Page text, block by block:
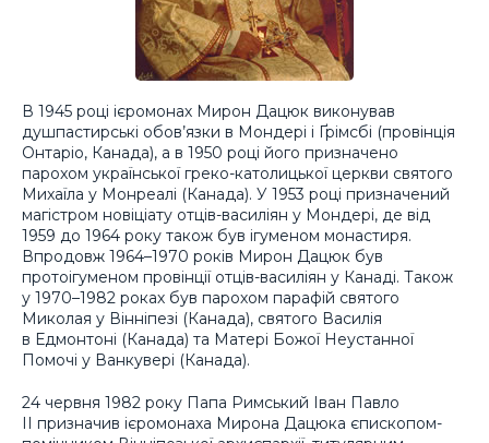
В 1945 році ієромонах Мирон Дацюк виконував
душпастирські обов’язки в Мондері і Ґрімсбі (провінція
Онтаріо, Канада), а в 1950 році його призначено
пароxом української греко-католицької церкви святого
Миxаїла у Монреалі (Канада). У 1953 році призначений
магістром новіціату отців-василіян у Мондері, де від
1959 до 1964 року також був ігуменом монастиря.
Впродовж 1964–1970 років Мирон Дацюк був
протоігуменом провінції отців-василіян у Канаді. Також
у 1970–1982 роках був парохом парафій святого
Миколая у Вінніпезі (Канада), святого Василія
в Едмонтоні (Канада) та Матері Божої Неустанної
Помочі у Ванкувері (Канада).
24 червня 1982 року Папа Римський Іван Павло
II призначив ієромонаха Мирона Дацюка єпископом-